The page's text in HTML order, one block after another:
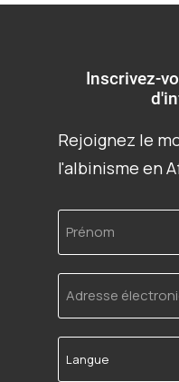
Inscrivez-
Rejoignez le
l'albinisme en
Prénom
Adresse
électronique
Langue